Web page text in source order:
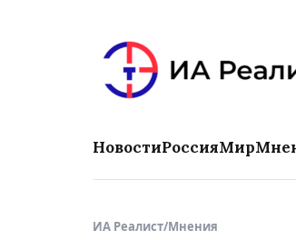
НовостиРоссияМир
ИА Реалист/Мнения